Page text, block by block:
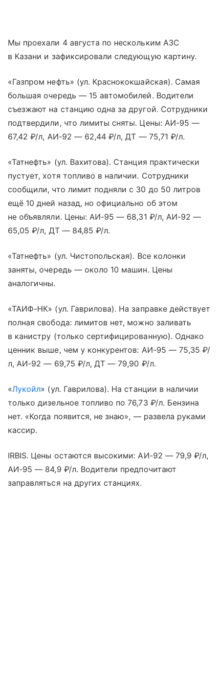
Мы проехали 4 августа по нескольким АЗС
в Казани и зафиксировали следующую картину.
«Газпром нефть» (ул. Краснококшайская). Самая
большая очередь — 15 автомобилей. Водители
съезжают на станцию одна за другой. Сотрудники
подтвердили, что лимиты сняты. Цены: АИ-95 —
67,42 ₽/л, АИ-92 — 62,44 ₽/л, ДТ — 75,71 ₽/л.
«Татнефть» (ул. Вахитова). Станция практически
пустует, хотя топливо в наличии. Сотрудники
сообщили, что лимит подняли с 30 до 50 литров
ещё 10 дней назад, но официально об этом
не объявляли. Цены: АИ-95 — 68,31 ₽/л, АИ-92 —
65,05 ₽/л, ДТ — 84,85 ₽/л.
«Татнефть» (ул. Чистопольская). Все колонки
заняты, очередь — около 10 машин. Цены
аналогичны.
«ТАИФ-НК» (ул. Гаврилова). На заправке действует
полная свобода: лимитов нет, можно заливать
в канистру (только сертифицированную). Однако
ценник выше, чем у конкурентов: АИ-95 — 75,35 ₽/
л, АИ-92 — 69,75 ₽/л, ДТ — 79,90 ₽/л.
«Лукойл» (ул. Гаврилова). На станции в наличии
только дизельное топливо по 76,73 ₽/л. Бензина
нет. «Когда появится, не знаю», — развела руками
кассир.
IRBIS. Цены остаются высокими: АИ-92 — 79,9 ₽/л,
АИ-95 — 84,9 ₽/л. Водители предпочитают
заправляться на других станциях.